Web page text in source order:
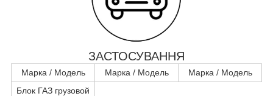
ЗАСТОСУВАННЯ
Марка / Модель Марка / Модель
Марка / Модель
Блок ГАЗ грузовой